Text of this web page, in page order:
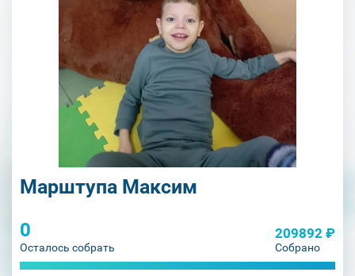
Марштупа Максим
0
Осталось собрать
209892 ₽
Собрано